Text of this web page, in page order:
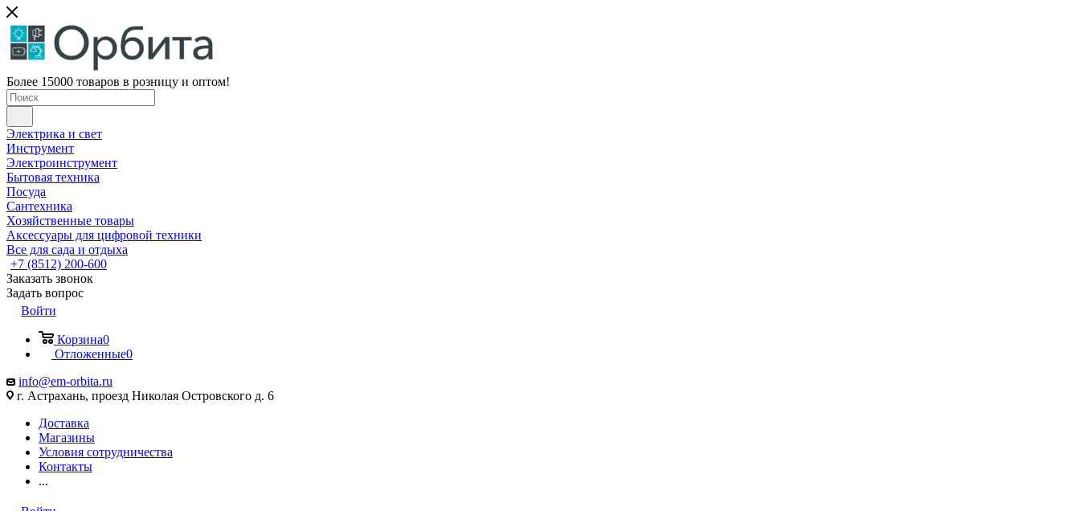
Более 15000 товаров в розницу и оптом!
Электрика и свет
Инструмент
Электроинструмент
Бытовая техника
Посуда
Сантехника
Хозяйственные товары
Аксессуары для цифровой техники
Все для сада и отдыха
+7 (8512) 200-600
Заказать звонок
Задать вопрос
Войти
Корзина0
Отложенные0
info@em-orbita.ru
г. Астрахань, проезд Николая Островского д. 6
Доставка
Магазины
Условия сотрудничества
Контакты
...